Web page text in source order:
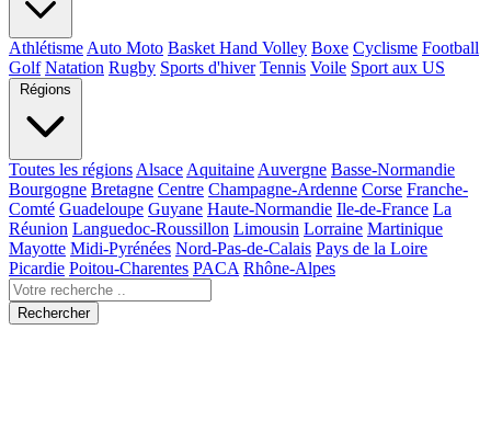
Athlétisme Auto Moto Basket Hand Volley Boxe Cyclisme Football
Golf Natation Rugby Sports d'hiver Tennis Voile Sport aux US
Régions
Toutes les régions Alsace Aquitaine Auvergne Basse-Normandie
Bourgogne Bretagne Centre Champagne-Ardenne Corse Franche-
Comté Guadeloupe Guyane Haute-Normandie Ile-de-France La
Réunion Languedoc-Roussillon Limousin Lorraine Martinique
Mayotte Midi-Pyrénées Nord-Pas-de-Calais Pays de la Loire
Picardie Poitou-Charentes PACA Rhône-Alpes
Rechercher